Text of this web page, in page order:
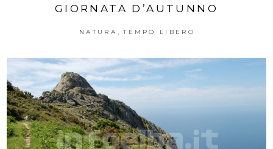
GIORNATA D’AUTUNNO
NATURA , TEMPO LIBERO